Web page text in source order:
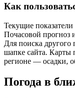
Как
Текущие
Почасовой прогноз
Для поиска другого
шапке сайта. Карты
регионе — осадки,
Погода в